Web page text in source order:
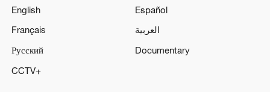
English
Español
Français
العربية
Русский
Documentary
CCTV+